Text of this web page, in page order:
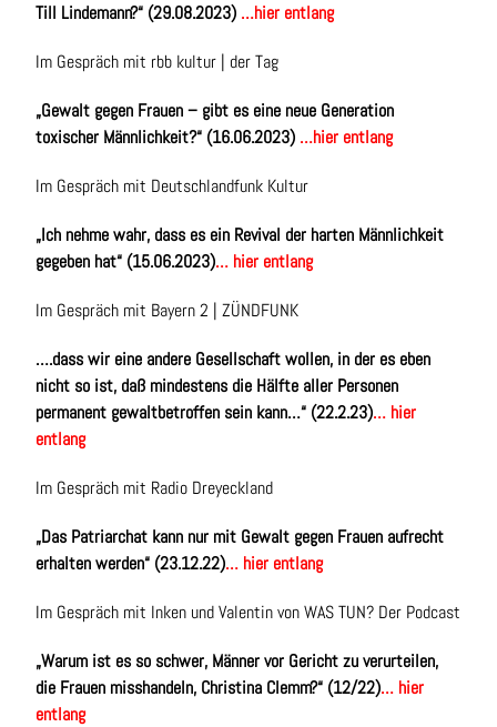
Till Lindemann?“ (29.08.2023) …hier entlang
Im Gespräch mit rbb kultur | der Tag
„Gewalt gegen Frauen – gibt es eine neue Generation
toxischer Männlichkeit?“ (16.06.2023) …hier entlang
Im Gespräch mit Deutschlandfunk Kultur
„Ich nehme wahr, dass es ein Revival der harten Männlichkeit
gegeben hat“ (15.06.2023)… hier entlang
Im Gespräch mit Bayern 2 | ZÜNDFUNK
….dass wir eine andere Gesellschaft wollen, in der es eben
nicht so ist, daß mindestens die Hälfte aller Personen
permanent gewaltbetroffen sein kann…“ (22.2.23)… hier
entlang
Im Gespräch mit Radio Dreyeckland
„Das Patriarchat kann nur mit Gewalt gegen Frauen aufrecht
erhalten werden“ (23.12.22)… hier entlang
Im Gespräch mit Inken und Valentin von WAS TUN? Der Podcast
„Warum ist es so schwer, Männer vor Gericht zu verurteilen,
die Frauen misshandeln, Christina Clemm?“ (12/22)… hier
entlang